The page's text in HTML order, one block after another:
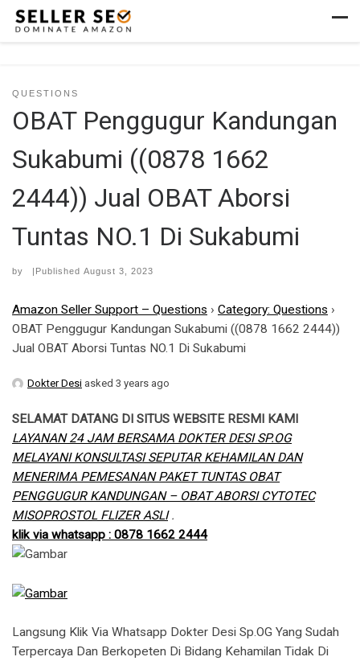
Skip to content
QUESTIONS
OBAT Penggugur Kandungan
Sukabumi ((0878 1662
2444)) Jual OBAT Aborsi
Tuntas NO.1 Di Sukabumi
by |Published August 3, 2023
Amazon Seller Support – Questions › Category: Questions ›
OBAT Penggugur Kandungan Sukabumi ((0878 1662 2444))
Jual OBAT Aborsi Tuntas NO.1 Di Sukabumi
Dokter Desi asked 3 years ago
SELAMAT DATANG DI SITUS WEBSITE RESMI KAMI
LAYANAN 24 JAM BERSAMA DOKTER DESI SP.OG
MELAYANI KONSULTASI SEPUTAR KEHAMILAN DAN
MENERIMA PEMESANAN PAKET TUNTAS OBAT
PENGGUGUR KANDUNGAN – OBAT ABORSI CYTOTEC
MISOPROSTOL FLIZER ASLI.
klik via whatsapp : 0878 1662 2444
Langsung Klik Via Whatsapp Dokter Desi Sp.OG Yang Sudah
Terpercaya Dan Berkopeten Di Bidang Kehamilan Tidak Di